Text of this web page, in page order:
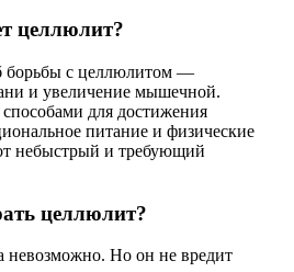
целлюлит?
борьбы с целлюлитом —
и увеличение мышечной.
для достижения
питание и физические
небыстрый и требующий
целлюлит?
невозможно. Но он не вредит